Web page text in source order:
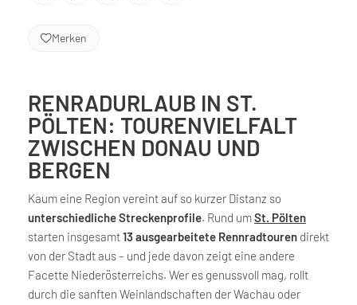
Merken
RENRADURLAUB IN ST.
PÖLTEN: TOURENVIELFALT
ZWISCHEN DONAU UND
BERGEN
Kaum eine Region vereint auf so kurzer Distanz so
unterschiedliche Streckenprofile. Rund umSt. Pölten
starten insgesamt13 ausgearbeitete Rennradtouren direkt
von der Stadt aus – und jede davon zeigt eine andere
Facette Niederösterreichs. Wer es genussvoll mag, rollt
durch die sanften Weinlandschaften der Wachau oder